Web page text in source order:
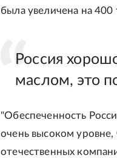
была увеличена на
Россия
маслом, это
"Обеспеченность
очень высоком
отечественных